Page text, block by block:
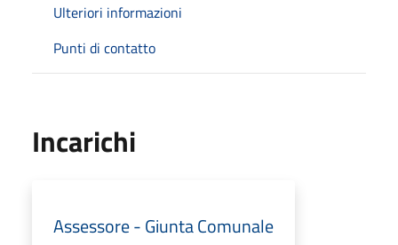
Ulteriori informazioni
Punti di contatto
Incarichi
Assessore - Giunta Comunale